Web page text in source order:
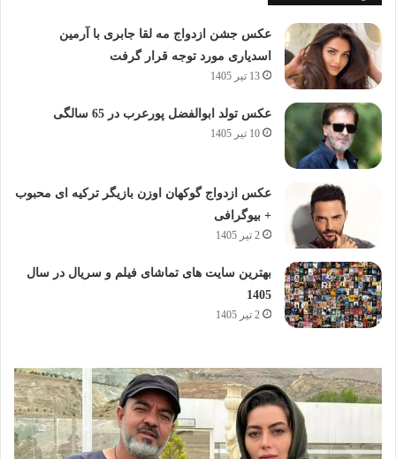
عکس جشن ازدواج مه لقا جابری با آرمین
اسدیاری مورد توجه قرار گرفت
13 تیر 1405
عکس تولد ابوالفضل پورعرب در 65 سالگی
10 تیر 1405
عکس ازدواج گوکهان اوزن بازیگر ترکیه ای محبوب
+ بیوگرافی
2 تیر 1405
بهترین سایت های تماشای فیلم و سریال در سال
1405
2 تیر 1405